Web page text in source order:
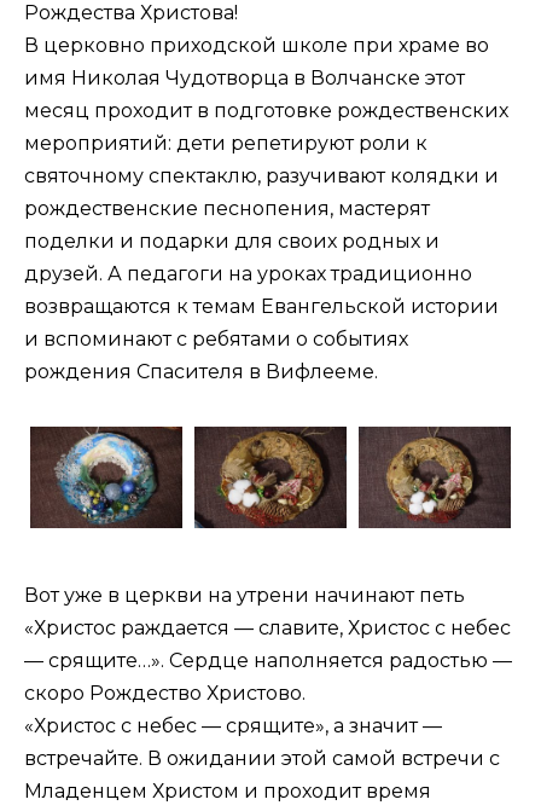
Рождества Христова!
В церковно приходской школе при храме во
имя Николая Чудотворца в Волчанске этот
месяц проходит в подготовке рождественских
мероприятий: дети репетируют роли к
святочному спектаклю, разучивают колядки и
рождественские песнопения, мастерят
поделки и подарки для своих родных и
друзей. А педагоги на уроках традиционно
возвращаются к темам Евангельской истории
и вспоминают с ребятами о событиях
рождения Спасителя в Вифлееме.
Вот уже в церкви на утрени начинают петь
«Христос раждается — славите, Христос с небес
— срящите…». Сердце наполняется радостью —
скоро Рождество Христово.
«Христос с небес — срящите», а значит —
встречайте. В ожидании этой самой встречи с
Младенцем Христом и проходит время